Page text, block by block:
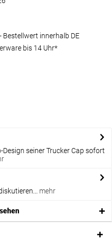
Bestellwert innerhalb DE
bis 14 Uhr*
seiner Trucker Cap sofort
mehr